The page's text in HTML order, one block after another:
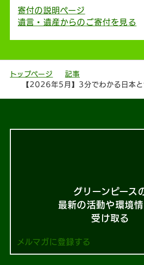
寄付の説明ページ
遺言・遺産からのご寄付を見る
トップページ
記事
【2026年5月】3分でわかる日本と
グリーンピース
最新の活動や環境
受け取る
メルマガに登録する